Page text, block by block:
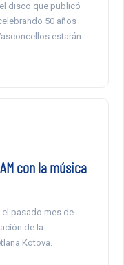
disco que publicó
50 años
estarán
con la música
pasado mes de
de la
Kotova.